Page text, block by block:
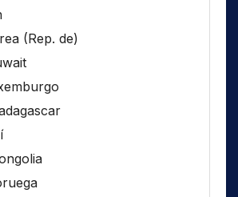
(Rep. de)